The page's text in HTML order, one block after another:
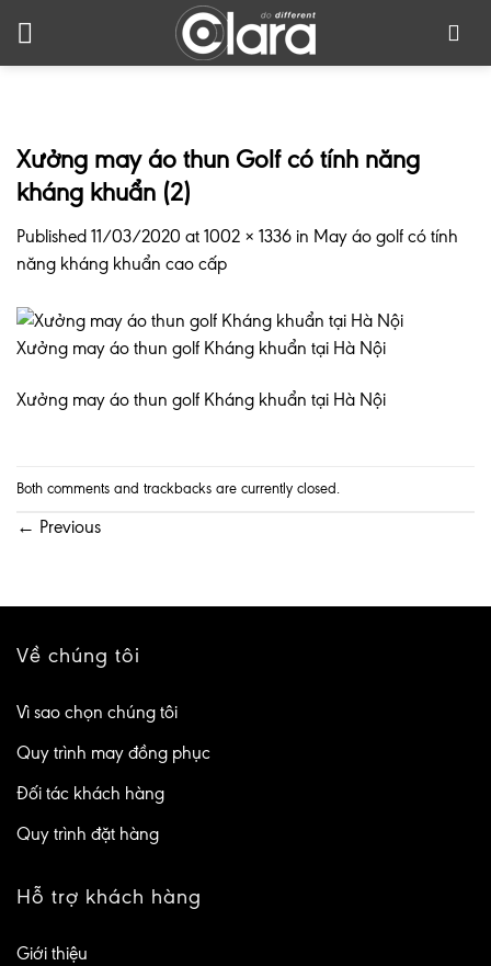
content
Xưởng may áo thun Golf có tính năng
kháng khuẩn (2)
Published 11/03/2020 at 1002 × 1336 in May áo golf có tính
năng kháng khuẩn cao cấp
Xưởng may áo thun golf Kháng khuẩn tại Hà Nội
Xưởng may áo thun golf Kháng khuẩn tại Hà Nội
Both comments and trackbacks are currently closed.
← Previous
Về chúng tôi
Vì sao chọn chúng tôi
Quy trình may đồng phục
Đối tác khách hàng
Quy trình đặt hàng
Hỗ trợ khách hàng
Giới thiệu